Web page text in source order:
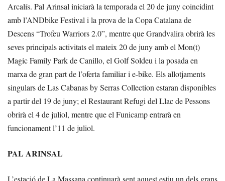
Arcalís. Pal Arinsal iniciarà la temporada el 20 de juny coincidint
amb l’ANDbike Festival i la prova de la Copa Catalana de
Descens “Trofeu Warriors 2.0”, mentre que Grandvalira obrirà les
seves principals activitats el mateix 20 de juny amb el Mon(t)
Magic Family Park de Canillo, el Golf Soldeu i la posada en
marxa de gran part de l’oferta familiar i e-bike. Els allotjaments
singulars de Las Cabanas by Serras Collection estaran disponibles
a partir del 19 de juny; el Restaurant Refugi del Llac de Pessons
obrirà el 4 de juliol, mentre que el Funicamp entrarà en
funcionament l’11 de juliol.
PAL ARINSAL
L’estació de La Massana continuarà sent aquest estiu un dels grans